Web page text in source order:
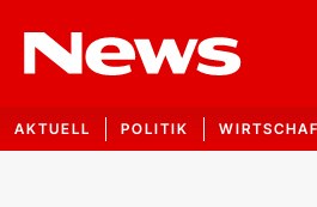
AKTUELL POLITIK